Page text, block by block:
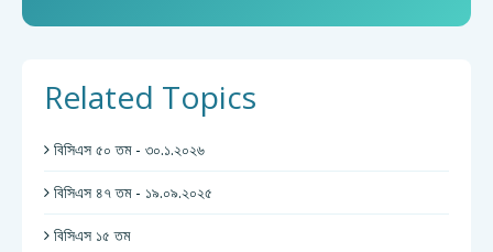
Related Topics
বিসিএস ৫০ তম - ৩০.১.২০২৬
বিসিএস ৪৭ তম - ১৯.০৯.২০২৫
বিসিএস ১৫ তম